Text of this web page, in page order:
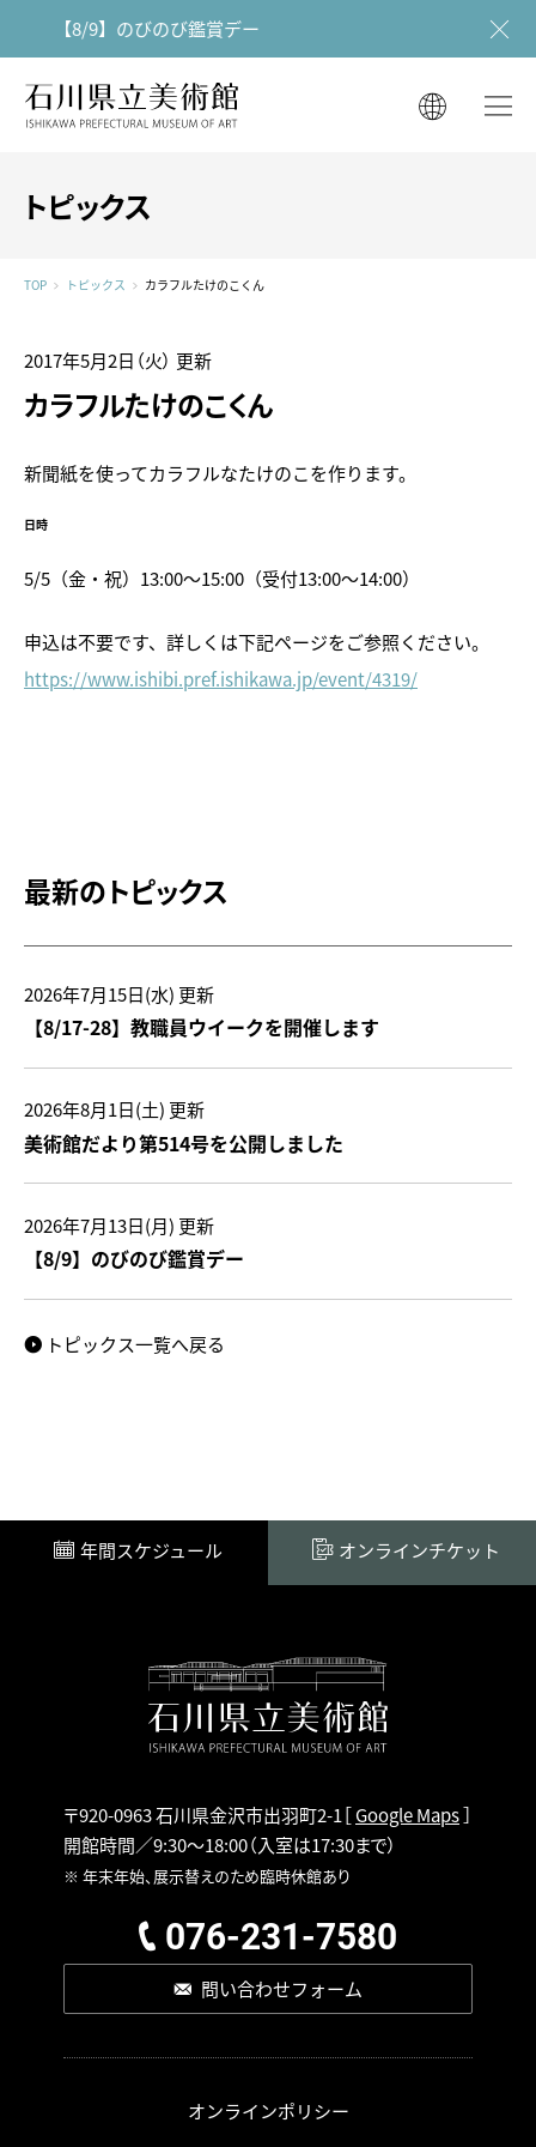
【8/9】のびのび鑑賞デー
繁體中文
トピックス
TOP トピックス カラフルたけのこくん
2017年5月2日（火） 更新
カラフルたけのこくん
新聞紙を使ってカラフルなたけのこを作ります。
日時
5/5（金・祝）13:00～15:00（受付13:00～14:00）
申込は不要です、詳しくは下記ページをご参照ください。
https://www.ishibi.pref.ishikawa.jp/event/4319/
最新のトピックス
2026年7月15日(水) 更新
【8/17-28】教職員ウイークを開催します
2026年8月1日(土) 更新
美術館だより第514号を公開しました
2026年7月13日(月) 更新
【8/9】のびのび鑑賞デー
トピックス一覧へ戻る
年間スケジュール オンラインチケット
〒920-0963 石川県金沢市出羽町2-1［Google Maps］
開館時間／9:30～18:00（入室は17:30まで）
※ 年末年始、展示替えのため臨時休館あり
076-231-7580
問い合わせフォーム
オンラインポリシー
オンラインポリシー
館
石川県文化財保存修復工房
简体中文